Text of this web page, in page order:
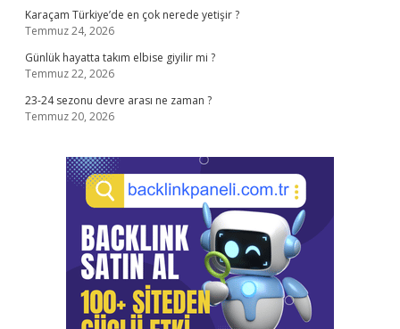
Karaçam Türkiye’de en çok nerede yetişir ?
Temmuz 24, 2026
Günlük hayatta takım elbise giyilir mi ?
Temmuz 22, 2026
23-24 sezonu devre arası ne zaman ?
Temmuz 20, 2026